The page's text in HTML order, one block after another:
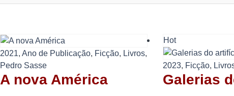
2021, Ano de Publicação, Ficção, Livros,
Pedro Sasse
A nova América
Hot
2023, Ficção,
Galerias